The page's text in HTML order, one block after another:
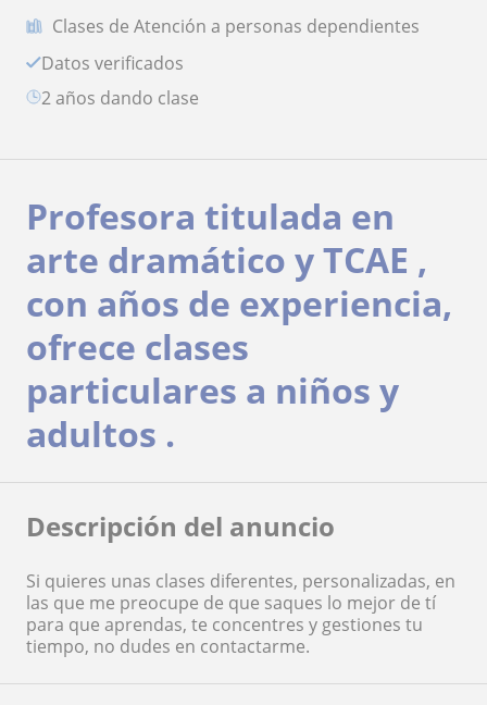
Clases de Atención a personas dependientes
Datos verificados
2 años dando clase
Profesora titulada en
arte dramático y TCAE ,
con años de experiencia,
ofrece clases
particulares a niños y
adultos .
Descripción del anuncio
Si quieres unas clases diferentes, personalizadas, en
las que me preocupe de que saques lo mejor de tí
para que aprendas, te concentres y gestiones tu
tiempo, no dudes en contactarme.